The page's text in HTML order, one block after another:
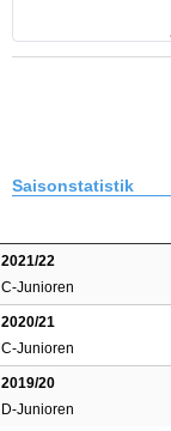
Saisonstatistik
2021/22
C-Junioren
2020/21
C-Junioren
2019/20
D-Junioren